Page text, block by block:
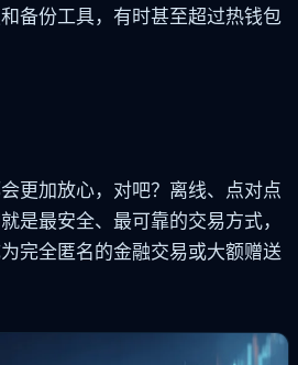
备份工具，有时甚至超过热钱包
更加放心，对吧？离线、点对点
是最安全、最可靠的交易方式，
完全匿名的金融交易或大额赠送